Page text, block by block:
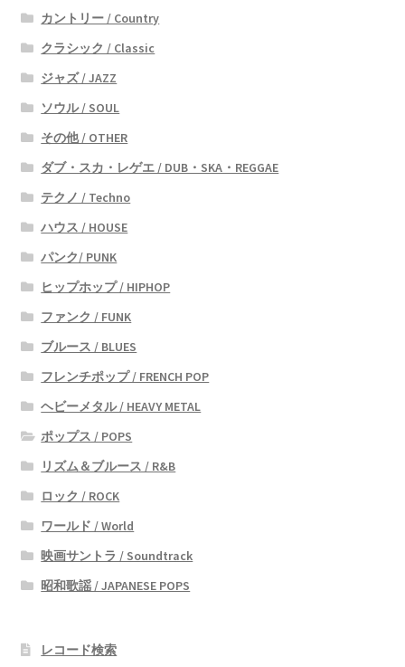
カントリー / Country
クラシック / Classic
ジャズ / JAZZ
ソウル / SOUL
その他 / OTHER
ダブ・スカ・レゲエ / DUB・SKA・REGGAE
テクノ / Techno
ハウス / HOUSE
パンク/ PUNK
ヒップホップ / HIPHOP
ファンク / FUNK
ブルース / BLUES
フレンチポップ / FRENCH POP
ヘビーメタル / HEAVY METAL
ポップス / POPS
リズム＆ブルース / R&B
ロック / ROCK
ワールド / World
映画サントラ / Soundtrack
昭和歌謡 / JAPANESE POPS
レコード検索